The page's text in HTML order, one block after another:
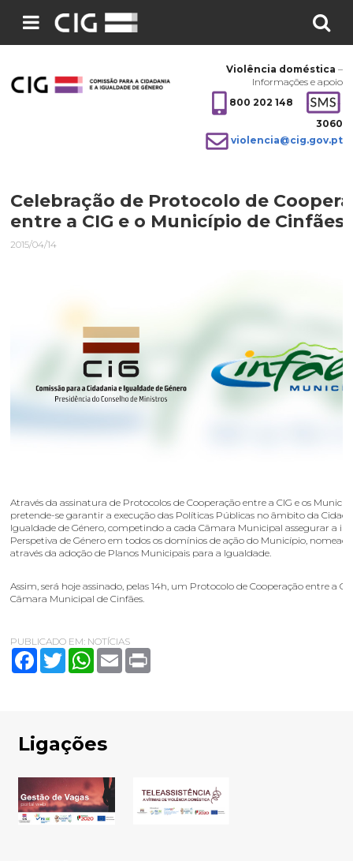
Violência doméstica –
Informações e apoio
800 202 148
3060
violencia@cig.gov.pt
Celebração de Protocolo de
entre a CIG e o Município de Cinfães
2015/04/14
Através da assinatura de Protocolos de Cooperação entre a CIG e os
pretende-se garantir a execução das Políticas Públicas no âmbito da
Igualdade de Género, competindo a cada Câmara Municipal assegurar a
Perspetiva de Género em todos os domínios de ação do Município,
através da adoção de Planos Municipais para a Igualdade.
Assim, será hoje assinado, pelas 14h, um Protocolo de Cooperação entre a
Câmara Municipal de Cinfães.
PUBLICADO EM: NOTÍCIAS
FacebookTwitterWhatsApp
Email
Ligações
Pesquisar